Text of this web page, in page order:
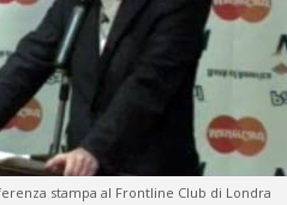
stampa al Frontline Club di Londra